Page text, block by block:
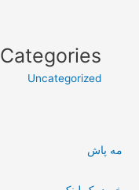
Categories
Uncategorized
مه پاش